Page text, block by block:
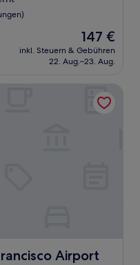
Der
Preis
beträgt
147 €
inkl. Steuern & Gebühren
22. Aug.–23. Aug.
Airport
Airport